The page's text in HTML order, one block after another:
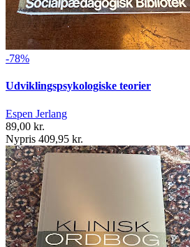
-78%
Udviklingspsykologiske teorier
Espen Jerlang
89,00 kr.
Nypris 409,95 kr.